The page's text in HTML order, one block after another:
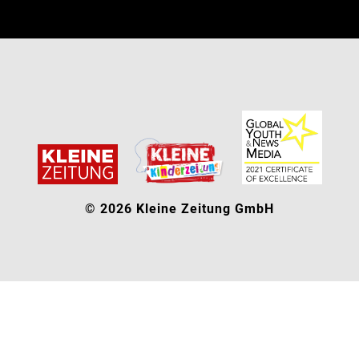
© 2026 Kleine Zeitung GmbH